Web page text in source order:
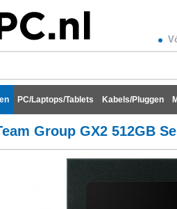
PC/Laptops/Tablets Kabels/Pluggen
Group GX2 512GB